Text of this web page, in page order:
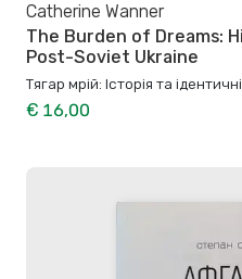
Catherine Wanner
The Burden of Dreams:
Post-Soviet Ukraine
Тягар мрій: Історія та
€ 16,00